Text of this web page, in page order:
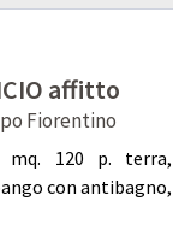
affitto
Fiorentino
mq. 120 p. terra,
con antibagno,